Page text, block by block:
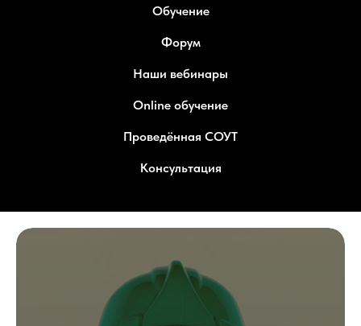
Обучение
Форум
Наши вебинары
Online обучение
Проведённая СОУТ
Консультация